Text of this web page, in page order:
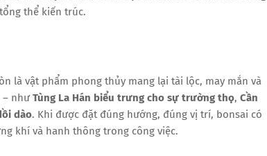
thể kiến trúc.
là vật phẩm phong thủy mang lại tài lộc, may mắn và
– như Tùng La Hán biểu trưng cho sự trường thọ, Cần
dào. Khi được đặt đúng hướng, đúng vị trí, bonsai có
khí và hanh thông trong công việc.